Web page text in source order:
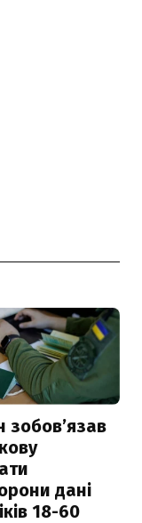
зобовʼязав
дані
18-60